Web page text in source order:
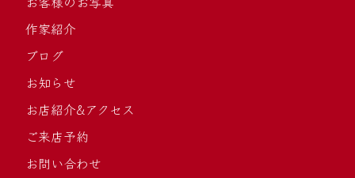
作家紹介
ブログ
お知らせ
お店紹介&アクセス
ご来店予約
お問い合わせ